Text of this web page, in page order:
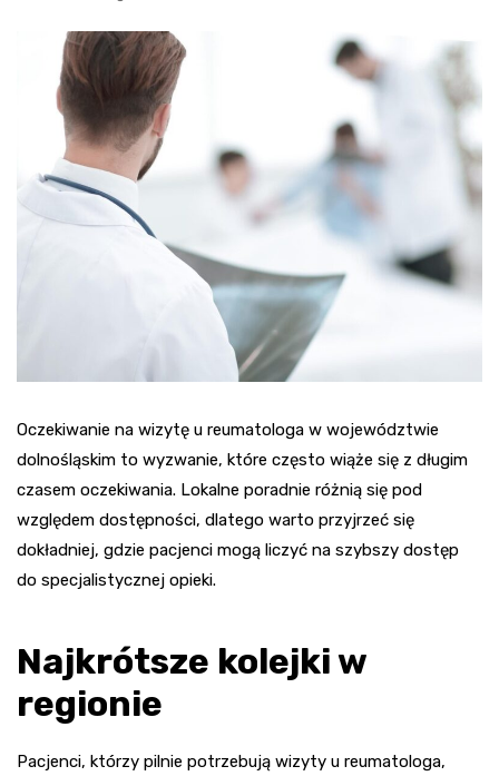
Oczekiwanie na wizytę u reumatologa w województwie
dolnośląskim to wyzwanie, które często wiąże się z długim
czasem oczekiwania. Lokalne poradnie różnią się pod
względem dostępności, dlatego warto przyjrzeć się
dokładniej, gdzie pacjenci mogą liczyć na szybszy dostęp
do specjalistycznej opieki.
Najkrótsze kolejki w
regionie
Pacjenci, którzy pilnie potrzebują wizyty u reumatologa,